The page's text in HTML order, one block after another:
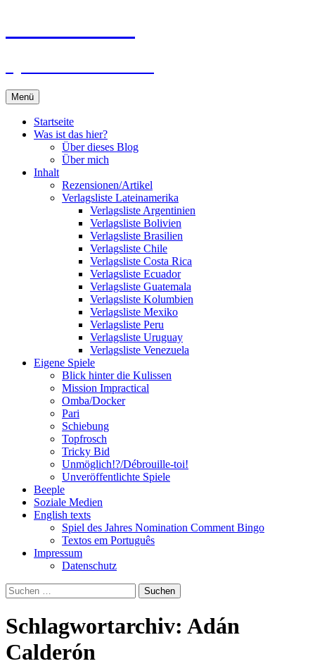
Menü
Startseite
Was ist das hier?
Über dieses Blog
Über mich
Inhalt
Rezensionen/Artikel
Verlagsliste Lateinamerika
Verlagsliste Argentinien
Verlagsliste Bolivien
Verlagsliste Brasilien
Verlagsliste Chile
Verlagsliste Costa Rica
Verlagsliste Ecuador
Verlagsliste Guatemala
Verlagsliste Kolumbien
Verlagsliste Mexiko
Verlagsliste Peru
Verlagsliste Uruguay
Verlagsliste Venezuela
Eigene Spiele
Blick hinter die Kulissen
Mission Impractical
Omba/Docker
Pari
Schiebung
Topfrosch
Tricky Bid
Unmöglich!?/Débrouille-toi!
Unveröffentlichte Spiele
Beeple
Soziale Medien
English texts
Spiel des Jahres Nomination Comment Bingo
Textos em Português
Impressum
Datenschutz
Suchen
nach:
Schlagwortarchiv: Adán
Calderón